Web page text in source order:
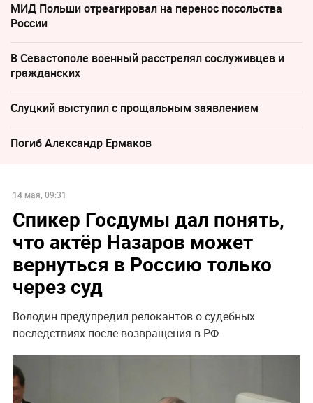
МИД Польши отреагировал на перенос посольства
России
В Севастополе военный расстрелял сослуживцев и
гражданских
Слуцкий выступил с прощальным заявлением
Погиб Александр Ермаков
14 мая, 09:31
Спикер Госдумы дал понять,
что актёр Назаров может
вернуться в Россию только
через суд
Володин предупредил релокантов о судебных
последствиях после возвращения в РФ